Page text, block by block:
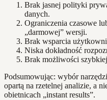
Brak jasnej polityki
danych.
Ograniczenia czasowe
„darmowej” wersji.
Brak wsparcia
Niska dokładność
Brak możliwości
Podsumowując: wybór
opartą na rzetelnej analizie, a
obietnicach „instant results”.